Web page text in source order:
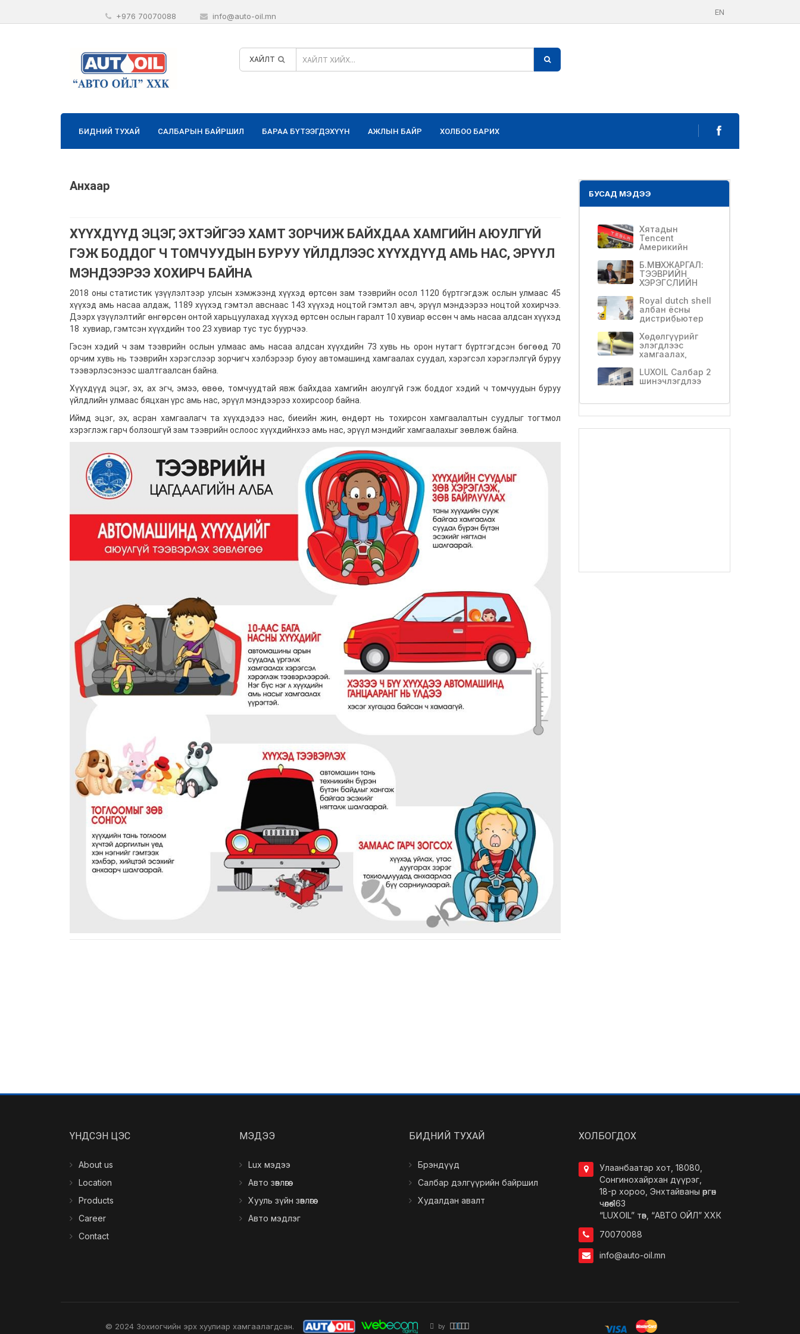
+976 70070088 info@auto-oil.mn EN
ХАЙЛТ
БИДНИЙ ТУХАЙ САЛБАРЫН БАЙРШИЛ БАРАА БҮТЭЭГДЭХҮҮН АЖЛЫН БАЙР ХОЛБОО БАРИХ
Анхаар
ХҮҮХДҮҮД ЭЦЭГ, ЭХТЭЙГЭЭ ХАМТ ЗОРЧИЖ БАЙХДАА ХАМГИЙН АЮУЛГҮЙ
ГЭЖ БОДДОГ Ч ТОМЧУУДЫН БУРУУ ҮЙЛДЛЭЭС ХҮҮХДҮҮД АМЬ НАС, ЭРҮҮЛ
МЭНДЭЭРЭЭ ХОХИРЧ БАЙНА
2018 оны статистик үзүүлэлтээр улсын хэмжээнд хүүхэд өртсөн зам тээврийн осол 1120 бүртгэгдэж ослын улмаас 45
хүүхэд амь насаа алдаж, 1189 хүүхэд гэмтэл авснаас 143 хүүхэд ноцтой гэмтэл авч, эрүүл мэндээрээ ноцтой хохирчээ.
Дээрх үзүүлэлтийг өнгөрсөн онтой харьцуулахад хүүхэд өртсөн ослын гаралт 10 хувиар өссөн ч амь насаа алдсан хүүхэд
18 хувиар, гэмтсэн хүүхдийн тоо 23 хувиар тус тус буурчээ.
Гэсэн хэдий ч зам тээврийн ослын улмаас амь насаа алдсан хүүхдийн 73 хувь нь орон нутагт бүртгэгдсэн бөгөөд 70
орчим хувь нь тээврийн хэрэгслээр зорчигч хэлбэрээр буюу автомашинд хамгаалах суудал, хэрэгсэл хэрэглэлгүй буруу
тээвэрлэсэнээс шалтгаалсан байна.
Хүүхдүүд эцэг, эх, ах эгч, эмээ, өвөө, томчуудтай явж байхдаа хамгийн аюулгүй гэж боддог хэдий ч томчуудын буруу
үйлдлийн улмаас бяцхан үрс амь нас, эрүүл мэндээрээ хохирсоор байна.
Иймд эцэг, эх, асран хамгаалагч та хүүхдэдээ нас, биеийн жин, өндөрт нь тохирсон хамгаалалтын суудлыг тогтмол
хэрэглэж гарч болзошгүй зам тээврийн ослоос хүүхдийнхээ амь нас, эрүүл мэндийг хамгаалахыг зөвлөж байна.
БУСАД МЭДЭЭ
Хятадын
Tencent
Америкийн
хувийг
худалдаж
авлаа
Б.МӨНХЖАРГАЛ:
ТЭЭВРИЙН
ХЭРЭГСЛИЙН
ЦАХИМ
МЭДЭЭЛЛИЙН
САН БИЙ
Royal dutch shell
албан ёсны
дистрибьютер
Хөдөлгүүрийг
элэгдлээс
хамгаалах,
хөдөлгүүрийг
сэргээх
LUXOIL Салбар 2
шинэчлэгдлээ
САЙХАН
ҮНДСЭН ЦЭС
About us
Location
Products
Career
Contact
МЭДЭЭ
Lux мэдээ
Авто зөвлөгөө
Хууль зүйн зөвлөгөө
Авто мэдлэг
БИДНИЙ ТУXАЙ
Брэндүүд
Салбар дэлгүүрийн байршил
Худалдан авалт
ХОЛБОГДОХ
Улаанбаатар хот, 18080,
Сонгинохайрхан дүүрэг,
18-р хороо, Энхтайваны өргөн
чөлөө-163
“LUXOIL” төв, “АВТО ОЙЛ” ХХК
70070088
info@auto-oil.mn
© 2024 Зохиогчийн эрх хуулиар хамгаалагдсан. by